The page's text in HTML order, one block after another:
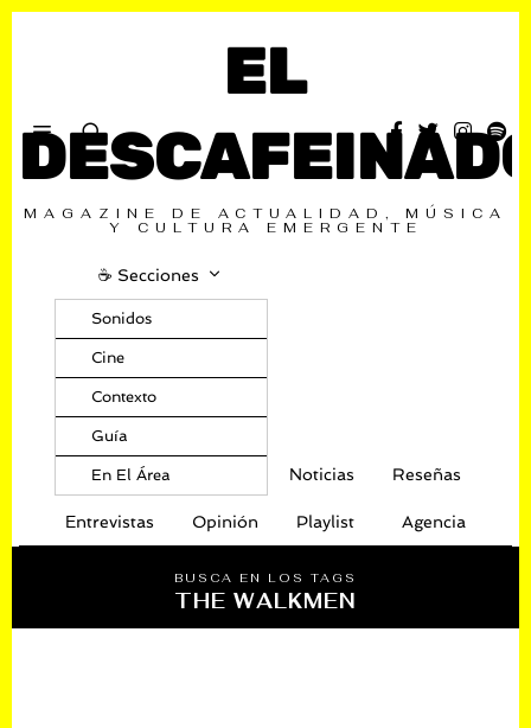
EL
MAGAZINE DE ACTUALIDAD, MÚSICA
Y CULTURA EMERGENTE
☕️ Secciones
Sonidos
Cine
Contexto
Guía
En El Área Noticias Reseñas
Entrevistas Opinión Playlist Agencia
BUSCA EN LOS TAGS
THE WALKMEN